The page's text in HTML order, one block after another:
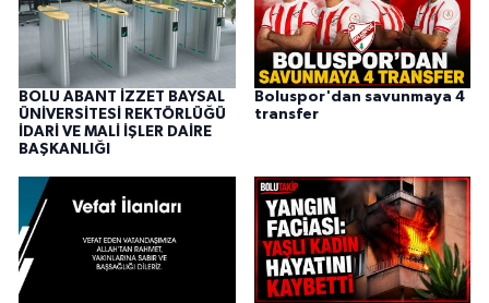
BOLU ABANT İZZET BAYSAL
ÜNİVERSİTESİ REKTÖRLÜĞÜ
İDARİ VE MALİ İŞLER DAİRE
BAŞKANLIĞI
Boluspor'dan savunmaya 4
transfer